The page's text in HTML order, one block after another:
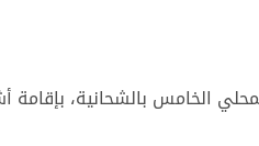
الأولى من السباق المحلي الخامس